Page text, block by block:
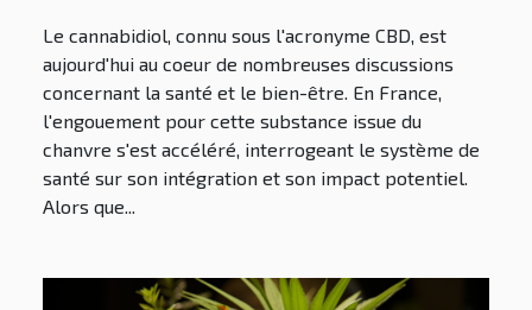
Le cannabidiol, connu sous l'acronyme CBD, est
aujourd'hui au coeur de nombreuses discussions
concernant la santé et le bien-être. En France,
l'engouement pour cette substance issue du
chanvre s'est accéléré, interrogeant le système de
santé sur son intégration et son impact potentiel.
Alors que...